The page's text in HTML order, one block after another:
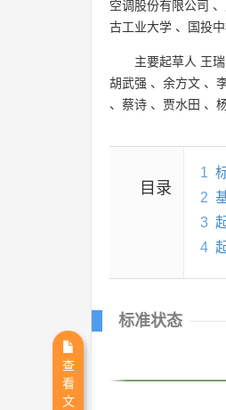
空调股份有限公司 、
古工业大学 、 国投
主要起草人 王瑞
胡武强 、 余方文 、
、 蔡诗 、 贾水田 、
目录
1
2
3
4
标准状态
查
看
文